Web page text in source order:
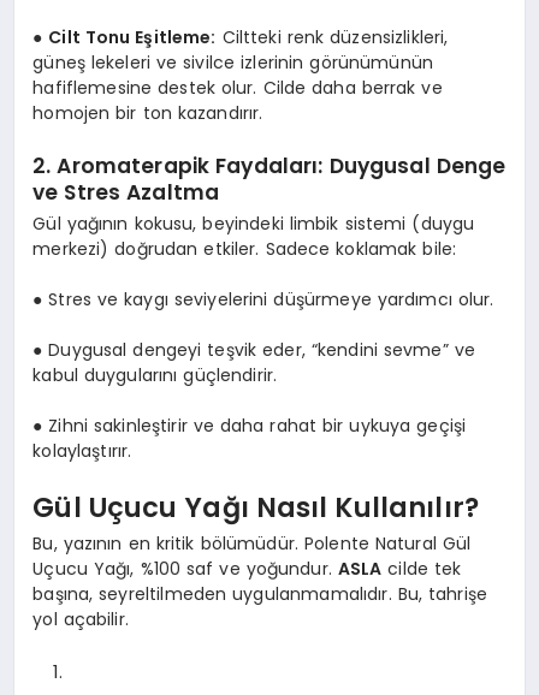
● Cilt Tonu Eşitleme: Ciltteki renk düzensizlikleri,
güneş lekeleri ve sivilce izlerinin görünümünün
hafiflemesine destek olur. Cilde daha berrak ve
homojen bir ton kazandırır.
2. Aromaterapik Faydaları: Duygusal Denge
ve Stres Azaltma
Gül yağının kokusu, beyindeki limbik sistemi (duygu
merkezi) doğrudan etkiler. Sadece koklamak bile:
● Stres ve kaygı seviyelerini düşürmeye yardımcı olur.
● Duygusal dengeyi teşvik eder, “kendini sevme” ve
kabul duygularını güçlendirir.
● Zihni sakinleştirir ve daha rahat bir uykuya geçişi
kolaylaştırır.
Gül Uçucu Yağı Nasıl Kullanılır?
Bu, yazının en kritik bölümüdür. Polente Natural Gül
Uçucu Yağı, %100 saf ve yoğundur. ASLA cilde tek
başına, seyreltilmeden uygulanmamalıdır. Bu, tahrişe
yol açabilir.